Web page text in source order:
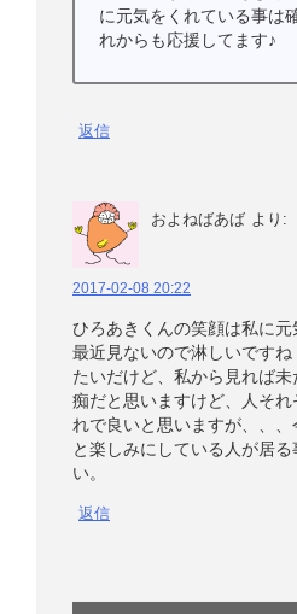
に元気をくれている事は
れからも応援してます♪
返信
およねばあば より:
2017-02-08 20:22
ひろあきくんの笑顔は私に
最近見ないので淋しいです
たいだけど、私から見れば
痴だと思いますけど、人そ
れで良いと思いますが、、
と楽しみにしている人が居
い。
返信